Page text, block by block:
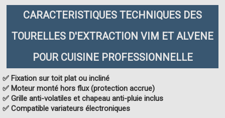
CARACTERISTIQUES TECHNIQUES DES
TOURELLES D'EXTRACTION VIM ET ALVENE
POUR CUISINE PROFESSIONNELLE
✅ Fixation sur toit plat ou incliné
✅ Moteur monté hors flux (protection accrue)
✅ Grille anti-volatiles et chapeau anti-pluie inclus
✅ Compatible variateurs électroniques